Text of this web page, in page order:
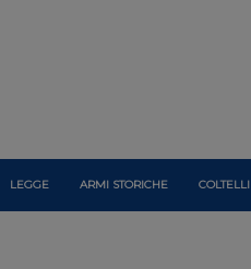
LEGGE ARMI STORICHE COLTELLI